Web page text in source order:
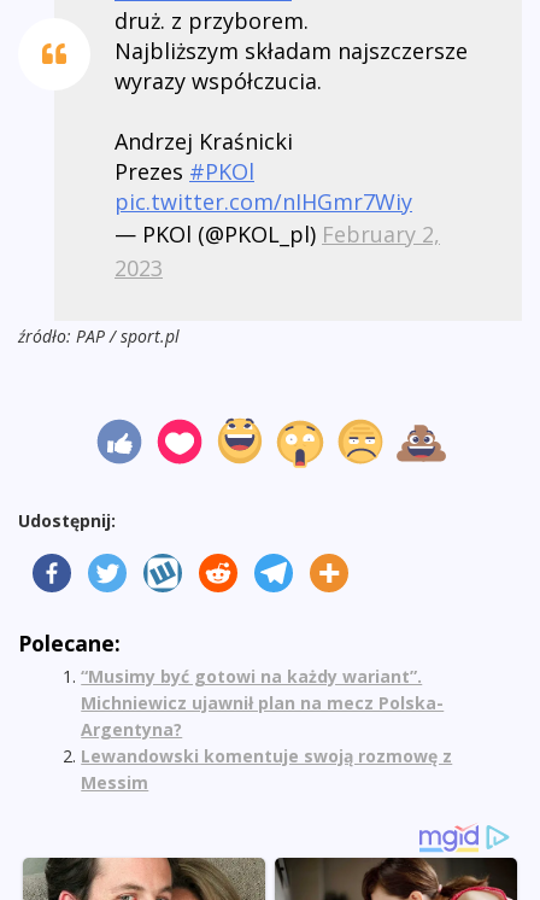
druż. z przyborem.
Najbliższym składam najszczersze
wyrazy współczucia.
Andrzej Kraśnicki
Prezes #PKOl
pic.twitter.com/nIHGmr7Wiy
— PKOl (@PKOL_pl) February 2,
2023
źródło: PAP / sport.pl
Udostępnij:
Polecane:
“Musimy być gotowi na każdy wariant”.
Michniewicz ujawnił plan na mecz Polska-
Argentyna?
Lewandowski komentuje swoją rozmowę z
Messim